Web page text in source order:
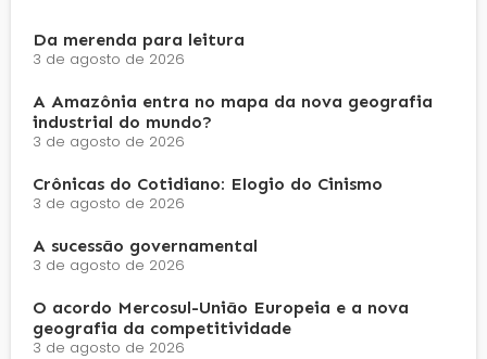
Da merenda para leitura
3 de agosto de 2026
A Amazônia entra no mapa da nova geografia
industrial do mundo?
3 de agosto de 2026
Crônicas do Cotidiano: Elogio do Cinismo
3 de agosto de 2026
A sucessão governamental
3 de agosto de 2026
O acordo Mercosul-União Europeia e a nova
geografia da competitividade
3 de agosto de 2026